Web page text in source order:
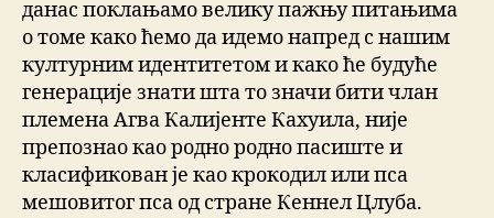
данас поклањамо велику пажњу питањима
о томе како ћемо да идемо напред с нашим
културним идентитетом и како ће будуће
генерације знати шта то значи бити члан
племена Агва Калијенте Кахуила, није
препознао као родно родно пасиште и
класификован је као крокодил или пса
мешовитог пса од стране Кеннел Цлуба.